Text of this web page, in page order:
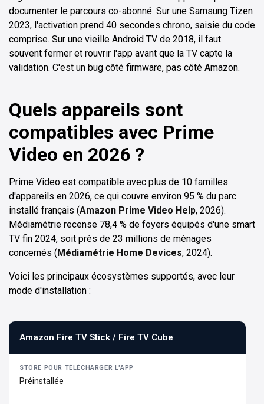
documenter le parcours co-abonné. Sur une Samsung Tizen
2023, l'activation prend 40 secondes chrono, saisie du code
comprise. Sur une vieille Android TV de 2018, il faut
souvent fermer et rouvrir l'app avant que la TV capte la
validation. C'est un bug côté firmware, pas côté Amazon.
Quels appareils sont
compatibles avec Prime
Video en 2026 ?
Prime Video est compatible avec plus de 10 familles
d'appareils en 2026, ce qui couvre environ 95 % du parc
installé français (Amazon Prime Video Help, 2026).
Médiamétrie recense 78,4 % de foyers équipés d'une smart
TV fin 2024, soit près de 23 millions de ménages
concernés (Médiamétrie Home Devices, 2024).
Voici les principaux écosystèmes supportés, avec leur
mode d'installation :
Amazon Fire TV Stick / Fire TV Cube
Préinstallée